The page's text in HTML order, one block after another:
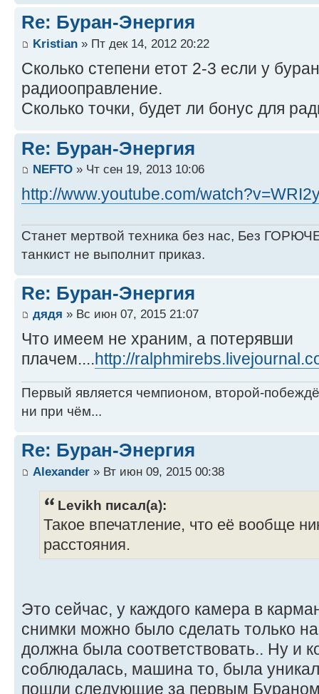
Re: Буран-Энергия
Kristian » Пт дек 14, 2012 20:22
Сколько степени етот 2-3 если у
радиооправление.
Сколько точки, будет ли бонус для
Re: Буран-Энергия
NEFTO » Чт сен 19, 2013 10:06
http://www.youtube.com/
Станет мертвой техника без нас, Без
танкист не выполнит приказ.
Re: Буран-Энергия
дядя » Вс июн 07, 2015 21:07
Что имеем не храним, а потерявши
плачем....http://
Первый является чемпионом, второй-
ни при чём...
Re: Буран-Энергия
Alexander » Вт июн 09, 2015 00:38
Levikh писал(а):
Такое впечатление, что её вообще
расстояния.
Это сейчас, у каждого камера в
снимки можно было сделать только
должна была соответствовать.. Ну и
соблюдалась, машина то, была
пошли следующие за первым